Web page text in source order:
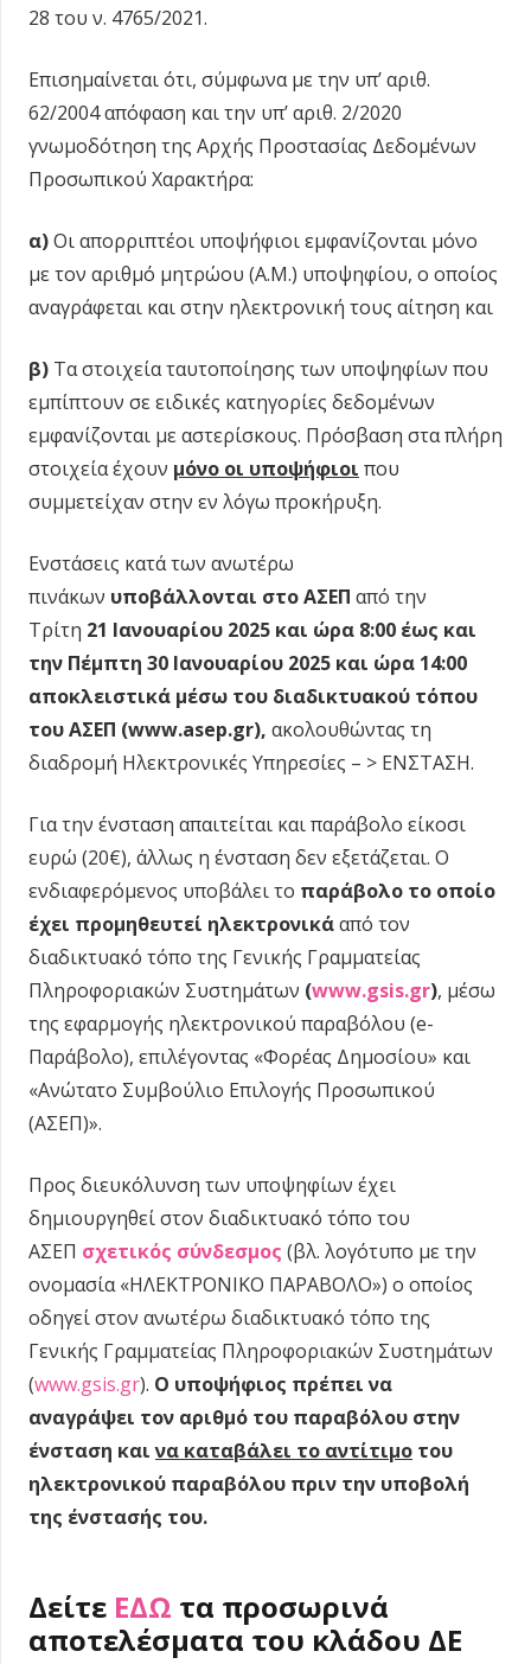
28 του ν. 4765/2021.
Επισημαίνεται ότι, σύμφωνα με την υπ’ αριθ.
62/2004 απόφαση και την υπ’ αριθ. 2/2020
γνωμοδότηση της Αρχής Προστασίας Δεδομένων
Προσωπικού Χαρακτήρα:
α)Οι απορριπτέοι υποψήφιοι εμφανίζονται μόνο
με τον αριθμό μητρώου (Α.Μ.) υποψηφίου, ο οποίος
αναγράφεται και στην ηλεκτρονική τους αίτηση και
β) Τα στοιχεία ταυτοποίησης των υποψηφίων που
εμπίπτουν σε ειδικές κατηγορίες δεδομένων
εμφανίζονται με αστερίσκους. Πρόσβαση στα πλήρη
στοιχεία έχουν μόνο οι υποψήφιοι που
συμμετείχαν στην εν λόγω προκήρυξη.
Ενστάσεις κατά των ανωτέρω
πινάκων υποβάλλονται στο ΑΣΕΠ από την
Τρίτη 21 Ιανουαρίου 2025 και ώρα 8:00 έως και
την Πέμπτη 30 Ιανουαρίου 2025 και ώρα 14:00
αποκλειστικά μέσω του διαδικτυακού τόπου
του ΑΣΕΠ (www.asep.gr), ακολουθώντας τη
διαδρομή Ηλεκτρονικές Υπηρεσίες – > ΕΝΣΤΑΣΗ.
Για την ένσταση απαιτείται και παράβολο είκοσι
ευρώ (20€), άλλως η ένσταση δεν εξετάζεται. Ο
ενδιαφερόμενος υποβάλει το παράβολο το οποίο
έχει προμηθευτεί ηλεκτρονικάαπό τον
διαδικτυακό τόπο της Γενικής Γραμματείας
Πληροφοριακών Συστημάτων (www.gsis.gr), μέσω
της εφαρμογής ηλεκτρονικού παραβόλου (e-
Παράβολο), επιλέγοντας «Φορέας Δημοσίου» και
«Ανώτατο Συμβούλιο Επιλογής Προσωπικού
(ΑΣΕΠ)».
Προς διευκόλυνση των υποψηφίων έχει
δημιουργηθεί στον διαδικτυακό τόπο του
ΑΣΕΠ σχετικός σύνδεσμος (βλ. λογότυπο με την
ονομασία «ΗΛΕΚΤΡΟΝΙΚΟ ΠΑΡΑΒΟΛΟ») ο οποίος
οδηγεί στον ανωτέρω διαδικτυακό τόπο της
Γενικής Γραμματείας Πληροφοριακών Συστημάτων
(www.gsis.gr). Ο υποψήφιος πρέπει να
αναγράψει τον αριθμό του παραβόλου στην
ένσταση καινα καταβάλει το αντίτιμο του
ηλεκτρονικού παραβόλου πριν την υποβολή
της ένστασής του.
Δείτε ΕΔΩ τα προσωρινά
αποτελέσματα του κλάδου ΔΕ